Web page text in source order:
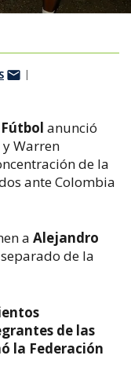
anunció
Warren
de la
ante Colombia
a Alejandro
de la
de las
la Federación